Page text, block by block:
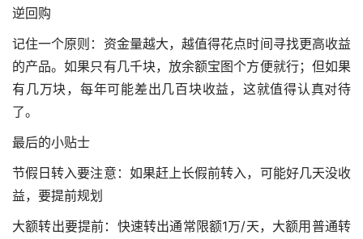
逆回购
记住一个原则：资金量越大，越值得花点时间寻找更高收益
的产品。如果只有几千块，放余额宝图个方便就行；但如果
有几万块，每年可能差出几百块收益，这就值得认真对待
了。
最后的小贴士
节假日转入要注意：如果赶上长假前转入，可能好几天没收
益，要提前规划
大额转出要提前：快速转出通常限额1万/天，大额用普通转